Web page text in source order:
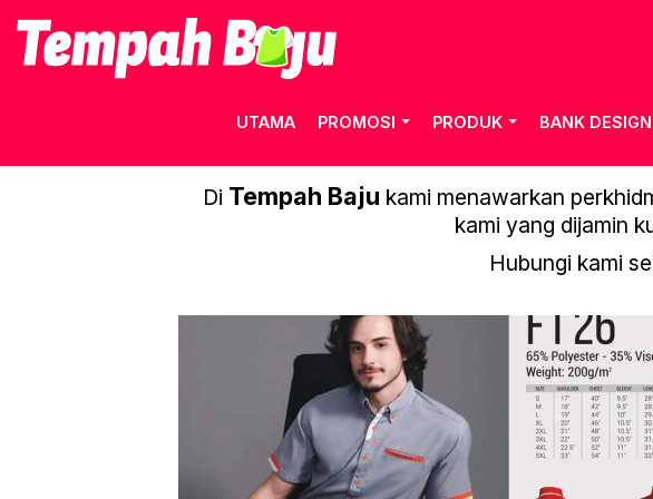
UTAMA PROMOSI PRODUK BANK DESIGN
Di Tempah Baju kami menawarkan
kami yang dijamin
Hubungi kami